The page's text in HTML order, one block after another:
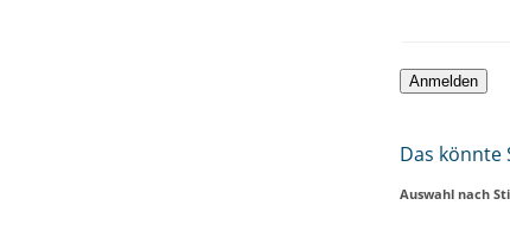
Das könnte
Auswahl nach